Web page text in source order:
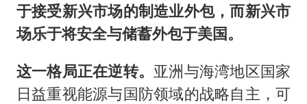
于接受新兴市场的制造业外包，而新兴市
场乐于将安全与储蓄外包于美国。
这一格局正在逆转。 亚洲与海湾地区国家
日益重视能源与国防领域的战略自主，可